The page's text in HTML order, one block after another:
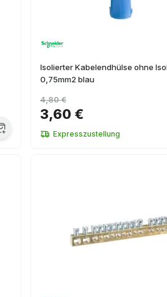
Isolierter Kabelendhülse ohne
0,75mm2 blau
3,60 €
4,80 €
Expresszustellung